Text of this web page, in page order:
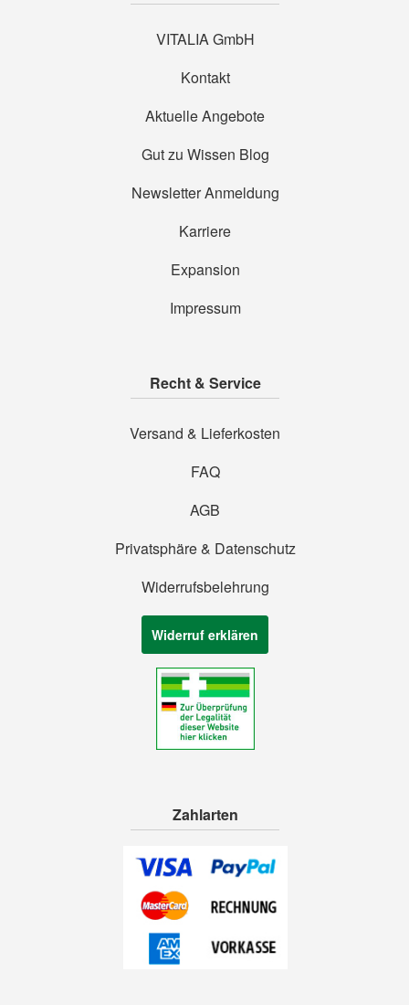
VITALIA GmbH
Kontakt
Aktuelle Angebote
Gut zu Wissen Blog
Newsletter Anmeldung
Karriere
Expansion
Impressum
Recht & Service
Versand & Lieferkosten
FAQ
AGB
Privatsphäre & Datenschutz
Widerrufsbelehrung
Widerruf erklären
Zahlarten